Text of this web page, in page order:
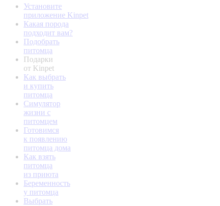
Установите
приложение Kinpet
Какая порода
подходит вам?
Подобрать
питомца
Подарки
от Kinpet
Как выбрать
и купить
питомца
Симулятор
жизни с
питомцем
Готовимся
к появлению
питомца дома
Как взять
питомца
из приюта
Беременность
у питомца
Выбрать